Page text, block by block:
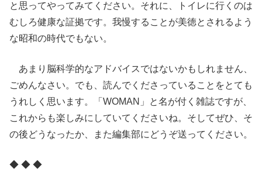
と思ってやってみてください。それに、トイレに行くのは
むしろ健康な証拠です。我慢することが美徳とされるよう
な昭和の時代でもない。
あまり脳科学的なアドバイスではないかもしれません、
ごめんなさい。でも、読んでくださっていることをとても
うれしく思います。「WOMAN」と名が付く雑誌ですが、
これからも楽しみにしていてくださいね。そしてぜひ、そ
の後どうなったか、また編集部にどうぞ送ってください。
◆ ◆ ◆